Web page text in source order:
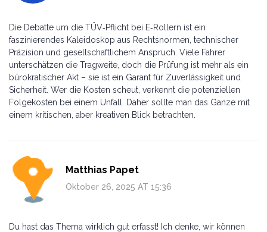
Die Debatte um die TÜV‑Pflicht bei E‑Rollern ist ein
faszinierendes Kaleidoskop aus Rechtsnormen, technischer
Präzision und gesellschaftlichem Anspruch. Viele Fahrer
unterschätzen die Tragweite, doch die Prüfung ist mehr als ein
bürokratischer Akt – sie ist ein Garant für Zuverlässigkeit und
Sicherheit. Wer die Kosten scheut, verkennt die potenziellen
Folgekosten bei einem Unfall. Daher sollte man das Ganze mit
einem kritischen, aber kreativen Blick betrachten.
Matthias Papet
Oktober 26, 2025 AT 15:36
Du hast das Thema wirklich gut erfasst! Ich denke, wir können